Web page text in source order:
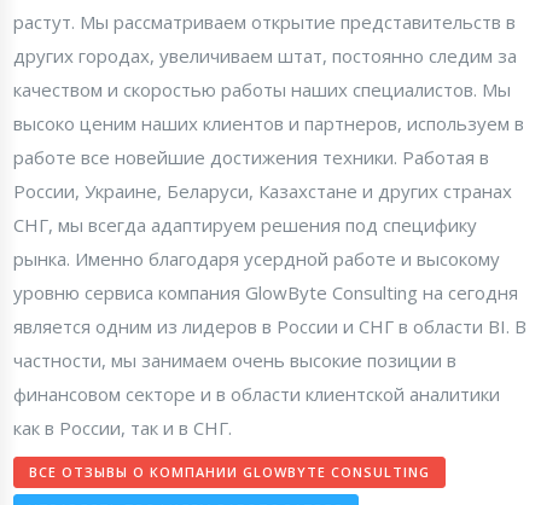
растут. Мы рассматриваем открытие представительств в
других городах, увеличиваем штат, постоянно следим за
качеством и скоростью работы наших специалистов. Мы
высоко ценим наших клиентов и партнеров, используем в
работе все новейшие достижения техники. Работая в
России, Украине, Беларуси, Казахстане и других странах
СНГ, мы всегда адаптируем решения под специфику
рынка. Именно благодаря усердной работе и высокому
уровню сервиса компания GlowByte Consulting на сегодня
является одним из лидеров в России и СНГ в области BI. В
частности, мы занимаем очень высокие позиции в
финансовом секторе и в области клиентской аналитики
как в России, так и в СНГ.
ВСЕ ОТЗЫВЫ О КОМПАНИИ GLOWBYTE CONSULTING